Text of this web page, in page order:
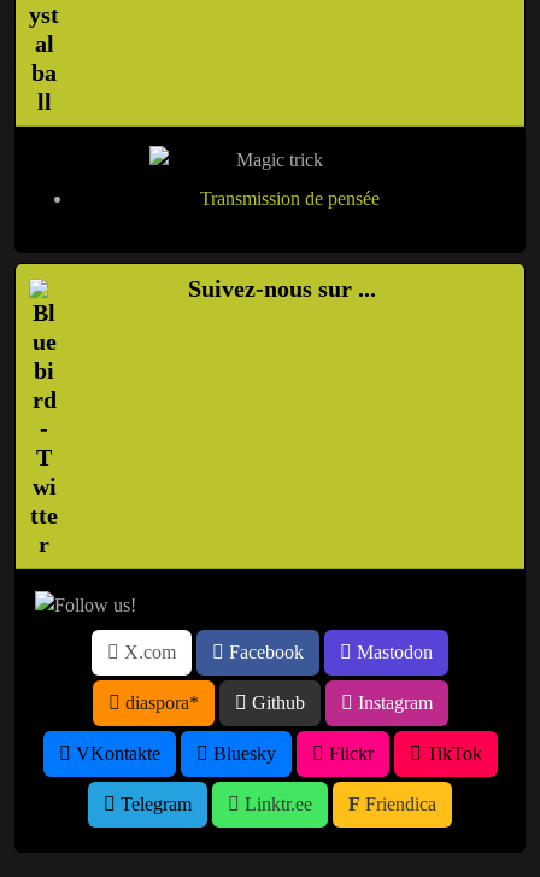
Transmission de pensée
Suivez-nous sur ...
X.com Facebook Mastodon
diaspora* Github Instagram
VKontakte Bluesky Flickr TikTok
Telegram Linktr.ee Friendica